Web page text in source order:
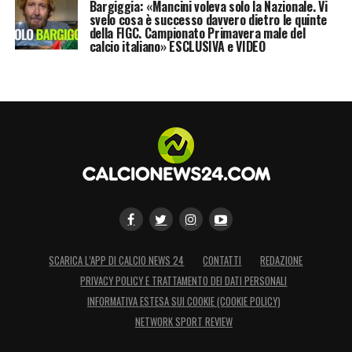
che puntano a tornare disponibili per la finale
del 14 maggio.
Bargiggia: «Mancini voleva solo la Nazionale. Vi
svelo cosa è successo davvero dietro le quinte
della FIGC. Campionato Primavera male del
calcio italiano» ESCLUSIVA e VIDEO
SCARICA L’APP DI CALCIO NEWS 24 CONTATTI
REDAZIONE
PRIVACY POLICY E TRATTAMENTO DEI DATI PERSONALI
INFORMATIVA ESTESA SUI COOKIE (COOKIE POLICY)
NETWORK SPORT REVIEW